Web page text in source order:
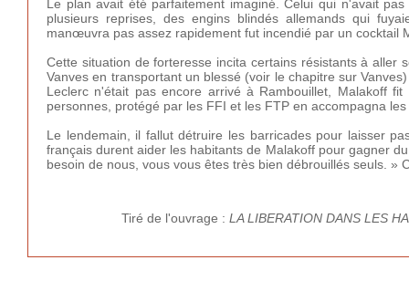
Le plan avait été parfaitement imaginé. Celui qui n'avait
plusieurs reprises, des engins blindés allemands qui
manœuvra pas assez rapidement fut incendié par un cocktail
Cette situation de forteresse incita certains résistants à
Vanves en transportant un blessé (voir le chapitre sur
Leclerc n'était pas encore arrivé à Rambouillet, Malakoff
personnes, protégé par les FFI et les FTP en accompagna
Le lendemain, il fallut détruire les barricades pour laisser
français durent aider les habitants de Malakoff pour gagner
besoin de nous, vous vous êtes très bien débrouillés seuls.
Tiré de l'ouvrage : LA LIBERATION DANS LES